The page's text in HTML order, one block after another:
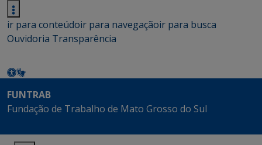
ir para conteúdoir para navegaçãoir para busca
Ouvidoria Transparência
FUNTRAB
Fundação de Trabalho de Mato Grosso do Sul